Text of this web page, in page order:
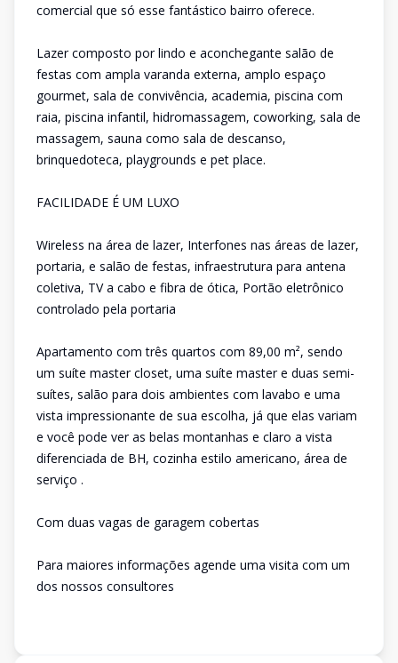
comercial que só esse fantástico bairro oferece.
Lazer composto por lindo e aconchegante salão de
festas com ampla varanda externa, amplo espaço
gourmet, sala de convivência, academia, piscina com
raia, piscina infantil, hidromassagem, coworking, sala de
massagem, sauna como sala de descanso,
brinquedoteca, playgrounds e pet place.
FACILIDADE É UM LUXO
Wireless na área de lazer, Interfones nas áreas de lazer,
portaria, e salão de festas, infraestrutura para antena
coletiva, TV a cabo e fibra de ótica, Portão eletrônico
controlado pela portaria
Apartamento com três quartos com 89,00 m², sendo
um suíte master closet, uma suíte master e duas semi-
suítes, salão para dois ambientes com lavabo e uma
vista impressionante de sua escolha, já que elas variam
e você pode ver as belas montanhas e claro a vista
diferenciada de BH, cozinha estilo americano, área de
serviço .
Com duas vagas de garagem cobertas
Para maiores informações agende uma visita com um
dos nossos consultores